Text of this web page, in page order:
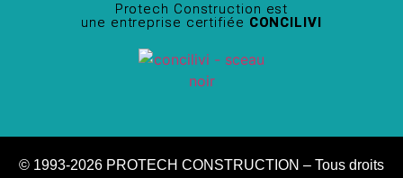
Protech Construction est
une entreprise certifiée CONCILIVI
© 1993-2026 PROTECH CONSTRUCTION – Tous droits